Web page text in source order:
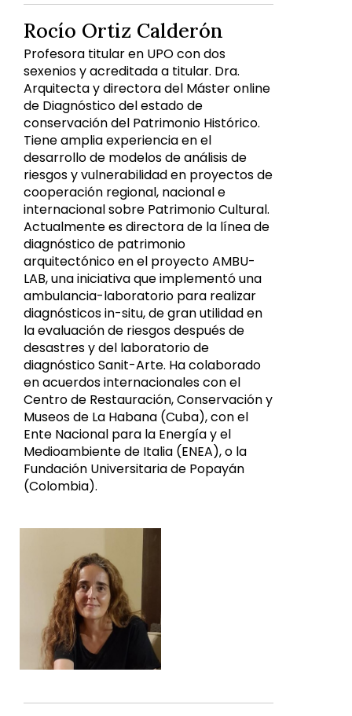
Rocío Ortiz Calderón
Profesora titular en UPO con dos
sexenios y acreditada a titular. Dra.
Arquitecta y directora del Máster online
de Diagnóstico del estado de
conservación del Patrimonio Histórico.
Tiene amplia experiencia en el
desarrollo de modelos de análisis de
riesgos y vulnerabilidad en proyectos de
cooperación regional, nacional e
internacional sobre Patrimonio Cultural.
Actualmente es directora de la línea de
diagnóstico de patrimonio
arquitectónico en el proyecto AMBU-
LAB, una iniciativa que implementó una
ambulancia-laboratorio para realizar
diagnósticos in-situ, de gran utilidad en
la evaluación de riesgos después de
desastres y del laboratorio de
diagnóstico Sanit-Arte. Ha colaborado
en acuerdos internacionales con el
Centro de Restauración, Conservación y
Museos de La Habana (Cuba), con el
Ente Nacional para la Energía y el
Medioambiente de Italia (ENEA), o la
Fundación Universitaria de Popayán
(Colombia).